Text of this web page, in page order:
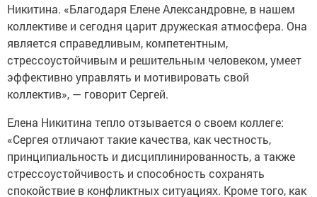
Никитина. «Благодаря Елене Александровне, в нашем
коллективе и сегодня царит дружеская атмосфера. Она
является справедливым, компетентным,
стрессоустойчивым и решительным человеком, умеет
эффективно управлять и мотивировать свой
коллектив», — говорит Сергей.
Елена Никитина тепло отзывается о своем коллеге:
«Сергея отличают такие качества, как честность,
принципиальность и дисциплинированность, а также
стрессоустойчивость и способность сохранять
спокойствие в конфликтных ситуациях. Кроме того, как